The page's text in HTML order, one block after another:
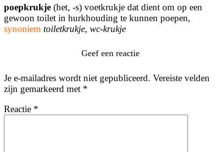
poepkrukje (het, -s) voetkrukje dat dient om op een
gewoon toilet in hurkhouding te kunnen poepen,
synoniem toiletkrukje, wc-krukje
Geef een reactie
Je e-mailadres wordt niet gepubliceerd. Vereiste velden
zijn gemarkeerd met *
Reactie *